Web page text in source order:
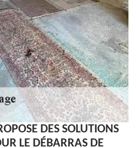
DES SOLUTIONS
LE DÉBARRAS DE